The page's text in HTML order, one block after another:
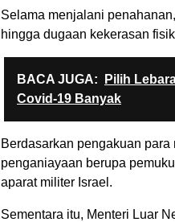
Selama menjalani
hingga dugaan kekerasan
BACA JUGA:
Pilih
Covid-19 Banyak
Berdasarkan pengakuan
penganiayaan berupa
aparat militer Israel.
Sementara itu, Menteri Luar